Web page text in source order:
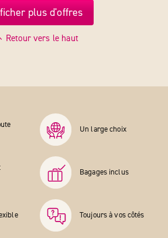
plus d'offres
Retour vers le haut
Un large choix
Bagages inclus
Toujours à vos côtés